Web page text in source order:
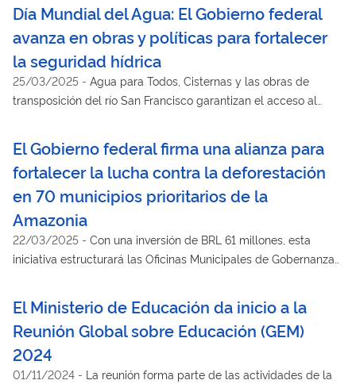
Día Mundial del Agua: El Gobierno federal
avanza en obras y políticas para fortalecer
la seguridad hídrica
25/03/2025 - Agua para Todos, Cisternas y las obras de
transposición del río San Francisco garantizan el acceso al
El Gobierno federal firma una alianza para
fortalecer la lucha contra la deforestación
en 70 municipios prioritarios de la
Amazonia
22/03/2025 - Con una inversión de BRL 61 millones, esta
iniciativa estructurará las Oficinas Municipales de Gobernanza
El Ministerio de Educación da inicio a la
Reunión Global sobre Educación (GEM)
2024
01/11/2024 - La reunión forma parte de las actividades de la